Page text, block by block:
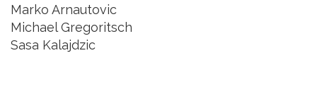
Marko Arnautovic
Michael Gregoritsch
Sasa Kalajdzic